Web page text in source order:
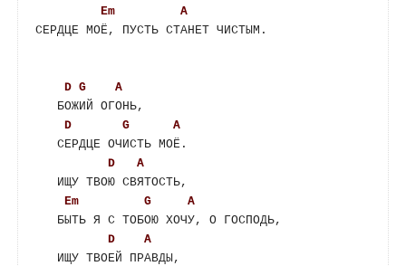
Em
A
СЕРДЦЕ МОЁ, ПУСТЬ СТАНЕТ ЧИСТЫМ.
D G
A
   БОЖИЙ ОГОНЬ,
D
G
A
   СЕРДЦЕ ОЧИСТЬ МОЁ.
D
A
   ИЩУ ТВОЮ СВЯТОСТЬ,
Em
G
A
   БЫТЬ Я С ТОБОЮ ХОЧУ, О ГОСПОДЬ,
D
A
   ИЩУ ТВОЕЙ ПРАВДЫ,